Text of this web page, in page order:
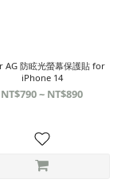
AG 防眩光螢幕保護貼 for
iPhone 14
NT$790 ~ NT$890